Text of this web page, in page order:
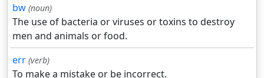
bw (noun)
The use of bacteria or viruses or toxins to destroy
men and animals or food.
err (verb)
To make a mistake or be incorrect.